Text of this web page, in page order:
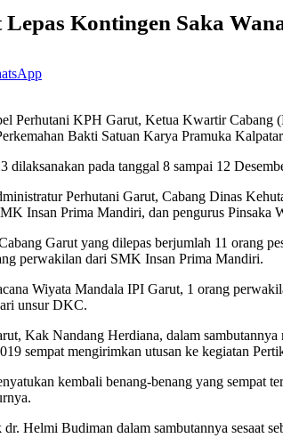
Kontingen Saka
Perhutani KPH Garut, Ketua Kwartir Cabang
Bakti Satuan Karya Pramuka
dilaksanakan pada tanggal 8 sampai 12
Perhutani Garut, Cabang Dinas
Insan Prima Mandiri, dan pengurus Pinsaka
Garut yang dilepas berjumlah 11 orang
perwakilan dari SMK Insan Prima Mandiri.
Wiyata Mandala IPI Garut, 1 orang
unsur DKC.
Kak Nandang Herdiana, dalam
sempat mengirimkan utusan ke kegiatan
kembali benang-benang yang sempat
Helmi Budiman dalam sambutannya sesaat